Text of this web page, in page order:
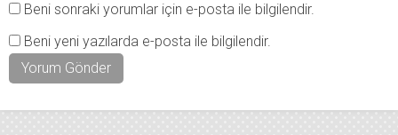
Beni sonraki yorumlar için e-posta ile bilgilendir.
Beni yeni yazılarda e-posta ile bilgilendir.